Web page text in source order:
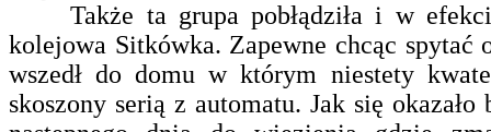
Także ta grupa pobłądziła i w
kolejowa Sitkówka. Zapewne chcąc spytać
wszedł do domu w którym niestety
skoszony serią z automatu. Jak się